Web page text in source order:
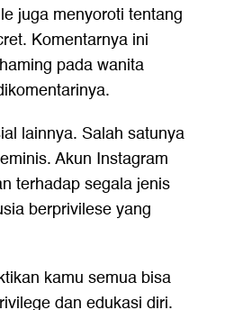
juga menyoroti tentang
Komentarnya ini
pada wanita
lainnya. Salah satunya
Akun Instagram
terhadap segala jenis
berprivilese yang
kamu semua bisa
dan edukasi diri.